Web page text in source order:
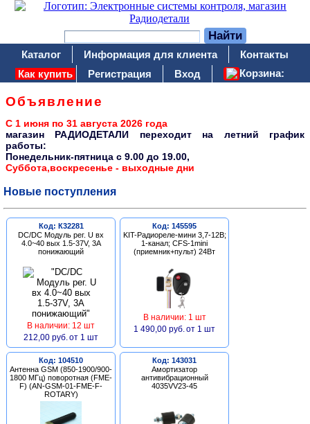
Каталог Информация для клиента
Контакты
Как купить
Регистрация Вход Корзина:
Объявление
С 1 июня по 31 августа 2026 года
магазин РАДИОДЕТАЛИ переходит на летний график
работы:
Понедельник-пятница c 9.00 до 19.00,
Суббота,воскресенье - выходные дни
Новые поступления
Код: К32281
DC/DC Модуль рег. U вх
4.0~40 вых 1.5-37V, 3A
понижающий
В наличии: 12 шт
212,00 руб. от 1 шт
Код: 145595
KIT-Радиореле-мини 3,7-12В;
1-канал; CFS-1mini
(приемник+пульт) 24Вт
В наличии: 1 шт
1 490,00 руб. от 1 шт
Код: 104510
Антенна GSM (850-1900/900-
1800 МГц) поворотная (FME-
F) (AN-GSM-01-FME-F-
ROTARY)
Код: 143031
Амортизатор
антивибрационный
4035VV23-45